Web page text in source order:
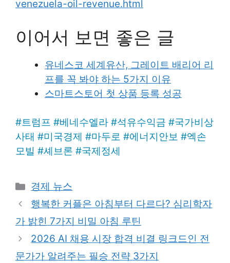
venezuela-oil-revenue.html
이어서 보면 좋은 글
유네스코 세계유산, 그레이트 배리어 리
프를 꼭 봐야 하는 5가지 이유
스마트스토어 첫 상품 등록 성공
#트럼프 #베네수엘라 #석유수익금 #국가비상
사태 #미국경제 #마두로 #에너지안보 #엑손
모빌 #셰브론 #국제정세
Categories
경제 뉴스
행복한 커플은 아침부터 다르다? 심리학자
가 밝힌 7가지 비밀 아침 루틴
2026 AI 채용 시장 합격 비결 링크드인 전
문가가 알려주는 필승 전략 3가지